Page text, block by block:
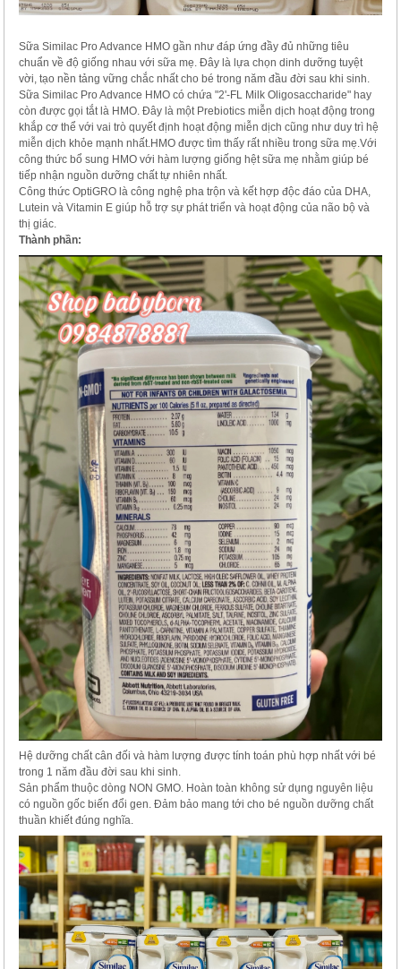
Sữa Similac Pro Advance HMO gần như đáp ứng đầy đủ những tiêu
chuẩn về độ giống nhau với sữa mẹ. Đây là lựa chọn dinh dưỡng tuyệt
vời, tạo nền tảng vững chắc nhất cho bé trong năm đầu đời sau khi sinh.
Sữa Similac Pro Advance HMO có chứa "2'-FL Milk Oligosaccharide" hay
còn được gọi tắt là HMO. Đây là một Prebiotics miễn dịch hoạt động trong
khắp cơ thể với vai trò quyết định hoạt động miễn dịch cũng như duy trì hệ
miễn dịch khỏe mạnh nhất.HMO được tìm thấy rất nhiều trong sữa mẹ.Với
công thức bổ sung HMO với hàm lượng giống hệt sữa mẹ nhằm giúp bé
tiếp nhận nguồn dưỡng chất tự nhiên nhất.
Công thức OptiGRO là công nghệ pha trộn và kết hợp độc đáo của DHA,
Lutein và Vitamin E giúp hỗ trợ sự phát triển và hoạt động của não bộ và
thị giác.
Thành phần:
Hệ dưỡng chất cân đối và hàm lượng được tính toán phù hợp nhất với bé
trong 1 năm đầu đời sau khi sinh.
Sản phẩm thuộc dòng NON GMO. Hoàn toàn không sử dụng nguyên liệu
có nguồn gốc biến đổi gen. Đảm bảo mang tới cho bé nguồn dưỡng chất
thuần khiết đúng nghĩa.